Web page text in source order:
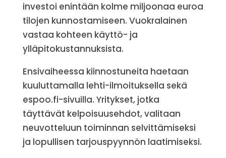
investoi enintään kolme miljoonaa euroa
tilojen kunnostamiseen. Vuokralainen
vastaa kohteen käyttö- ja
ylläpitokustannuksista.
Ensivaiheessa kiinnostuneita haetaan
kuuluttamalla lehti-ilmoituksella sekä
espoo.fi-sivuilla. Yritykset, jotka
täyttävät kelpoisuusehdot, valitaan
neuvotteluun toiminnan selvittämiseksi
ja lopullisen tarjouspyynnön laatimiseksi.